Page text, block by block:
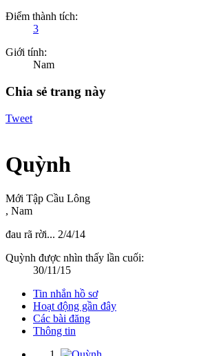
Điểm thành tích:
3
Giới tính:
Nam
Chia sẻ trang này
Tweet
Quỳnh
Mới Tập Cầu Lông
, Nam
đau rã rời... 2/4/14
Quỳnh được nhìn thấy lần cuối:
30/11/15
Tin nhắn hồ sơ
Hoạt động gần đây
Các bài đăng
Thông tin